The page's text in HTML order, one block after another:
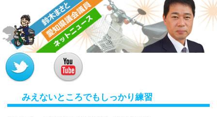
みえないところでもしっかり練習